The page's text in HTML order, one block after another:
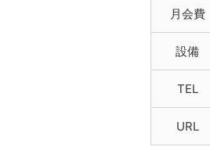
月会費
設備
TEL
URL